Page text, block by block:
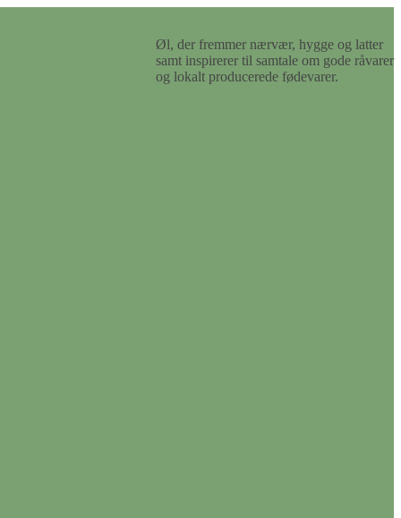
Øl, der fremmer nærvær, hygge og latter
samt inspirerer til samtale om gode råvarer
og lokalt producerede fødevarer.